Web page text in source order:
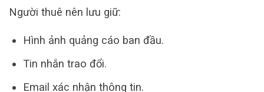
Người thuê nên lưu giữ:
Hình ảnh quảng cáo ban đầu.
Tin nhắn trao đổi.
Email xác nhận thông tin.